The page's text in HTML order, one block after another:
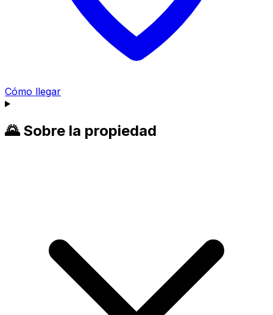
Cómo llegar
🌄 Sobre la propiedad